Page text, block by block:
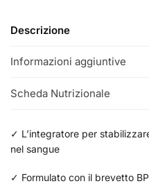
Descrizione
Informazioni aggiuntive
Scheda Nutrizionale
✓ L’integratore per
nel sangue
✓ Formulato con il brevetto